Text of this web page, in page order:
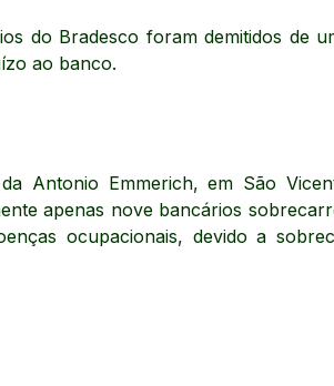
do Bradesco foram demitidos de
ao banco.
Antonio Emmerich, em São
apenas nove bancários
ocupacionais, devido a